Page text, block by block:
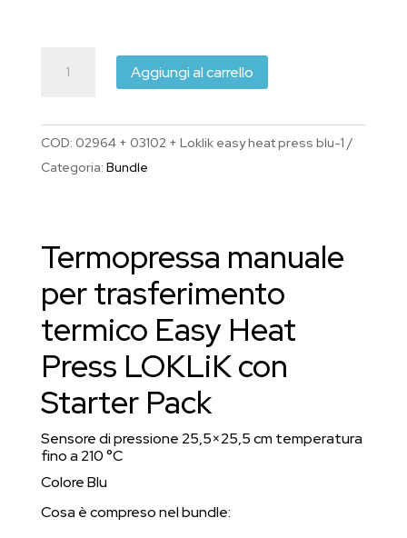
(25,5
25,5
cm,
210°C)
quantità
Aggiungi al carrello
COD: 02964 + 03102 + Loklik easy heat press blu-1
Categoria: Bundle
Termopressa manuale
per trasferimento
termico Easy Heat
Press LOKLiK con
Starter Pack
Sensore di pressione 25,5×25,5 cm temperatura
fino a 210 °C
Colore Blu
Cosa è compreso nel bundle: